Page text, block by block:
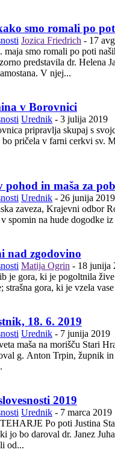
smo romali po
Jozica Friedrich - 17
maja smo romali po poti
predstavila dr. Helena
V njej...
v Borovnici
Urednik - 3 julija 2019
pripravlja skupaj s
bo pričela v farni cerkvi sv.
pohod in maša za
Urednik - 26 junija 2019
zaveza, Krajevni odbor
spomin na hude dogodke
nad zgodovino
Matija Ogrin - 18 junija
je gora, ki je pogoltnila
18. 6. 2019
Urednik - 7 junija 2019
maša na morišču Stari
župnik in dekan v Šentjerneju. Pel bo cerkveni zbor iz
2019
Urednik - 7 marca 2019
Po poti Justina
jo bo daroval dr. Janez
od...